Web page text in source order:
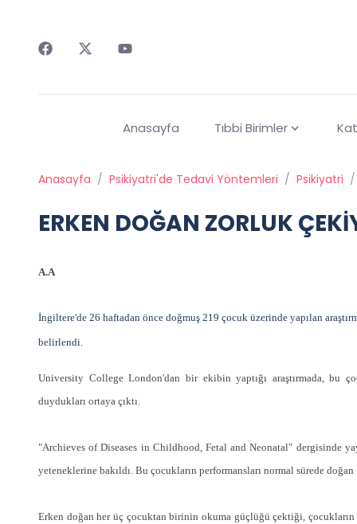
Anasayfa Tıbbi Birimler
Anasayfa / Psikiyatri'de Tedavi Yöntemleri / Psikiyatri /
ERKEN DOĞAN ZORLUK
A.A
İngiltere'de 26 haftadan önce doğmuş 219 çocuk üzerinde yapılan
belirlendi.
University College London'dan bir ekibin yaptığı araştırmada, bu
duydukları ortaya çıktı.
"Archieves of Diseases in Childhood, Fetal and Neonatal" dergisinde
yeteneklerine bakıldı. Bu çocukların performansları normal sürede doğan
Erken doğan her üç çocuktan birinin okuma güçlüğü çektiği,